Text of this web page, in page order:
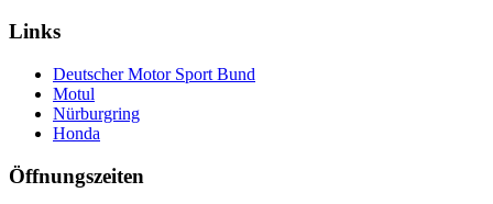
Links
Deutscher Motor Sport Bund
Motul
Nürburgring
Honda
Öffnungszeiten